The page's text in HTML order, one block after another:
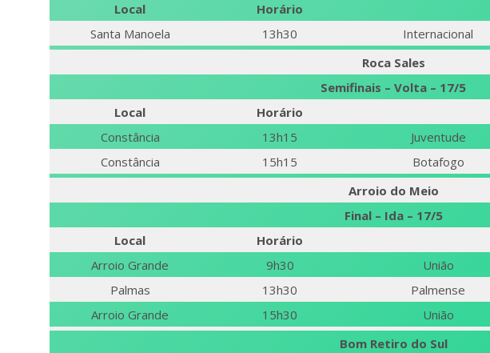
Local
Horário
Santa Manoela
13h30 Internacional
Roca Sales
Semifinais – Volta – 17/5
Local
Horário
Constância
13h15 Juventude
Constância
15h15 Botafogo
Arroio do Meio
Final – Ida – 17/5
Local
Horário
Arroio Grande
9h30 União
Palmas
13h30 Palmense
Arroio Grande
15h30 União
Bom Retiro do Sul